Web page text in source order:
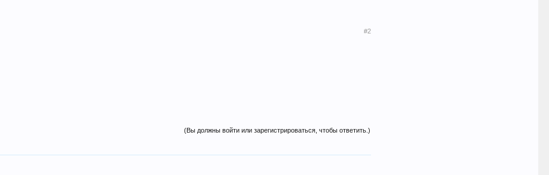
#2
(Вы должны войти или зарегистрироваться, чтобы ответить.)